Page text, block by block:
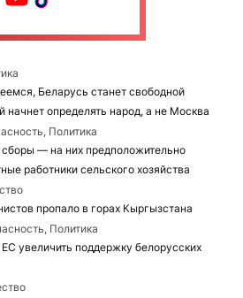
Беларусь станет свободной
начнет определять народ, а не Москва
Политика
— на них предположительно
работники сельского хозяйства
пропало в горах Кыргызстана
Политика
увеличить поддержку белорусских